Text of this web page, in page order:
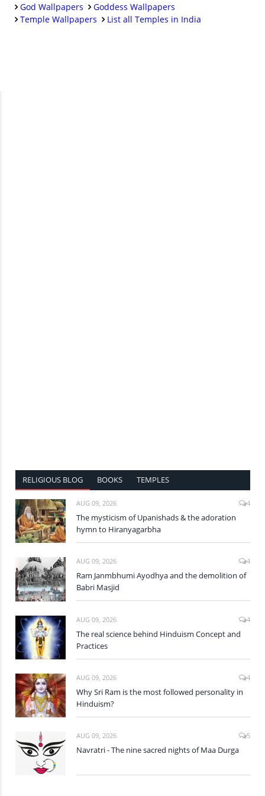
God Wallpapers
Goddess Wallpapers
Temple Wallpapers
List all Temples in India
RELIGIOUS BLOG BOOKS TEMPLES
AUG 09, 2026 4
The mysticism of Upanishads & the adoration
hymn to Hiranyagarbha
AUG 09, 2026 4
Ram Janmbhumi Ayodhya and the demolition of
Babri Masjid
AUG 09, 2026 4
The real science behind Hinduism Concept and
Practices
AUG 09, 2026 4
Why Sri Ram is the most followed personality in
Hinduism?
AUG 09, 2026 5
Navratri - The nine sacred nights of Maa Durga